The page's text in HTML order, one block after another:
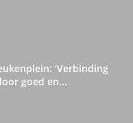
‘Verbinding
goed en...